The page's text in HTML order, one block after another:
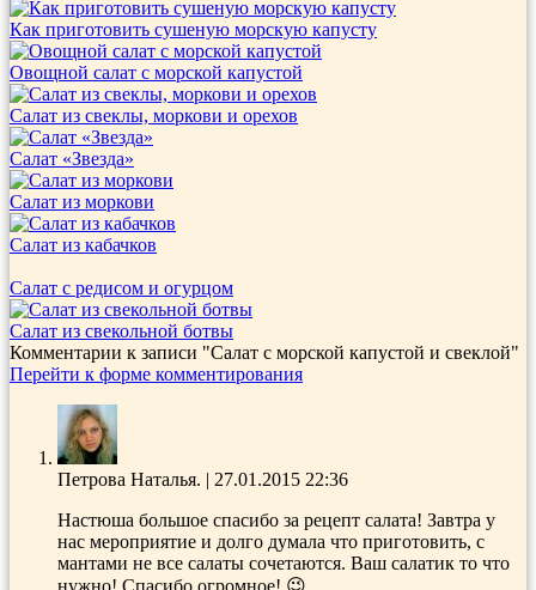
Как приготовить сушеную морскую капусту
Овощной салат с морской капустой
Салат из свеклы, моркови и орехов
Салат «Звезда»
Салат из моркови
Салат из кабачков
Салат с редисом и огурцом
Салат из свекольной ботвы
Комментарии к записи "Салат с морской капустой и свеклой"
Перейти к форме комментирования
Петрова Наталья. | 27.01.2015 22:36
Настюша большое спасибо за рецепт салата! Завтра у
нас мероприятие и долго думала что приготовить, с
мантами не все салаты сочетаются. Ваш салатик то что
нужно! Спасибо огромное! 😉